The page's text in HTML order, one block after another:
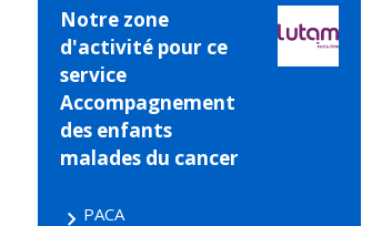
Notre zone
d'activité pour ce
service
Accompagnement
des enfants
malades du cancer
PACA